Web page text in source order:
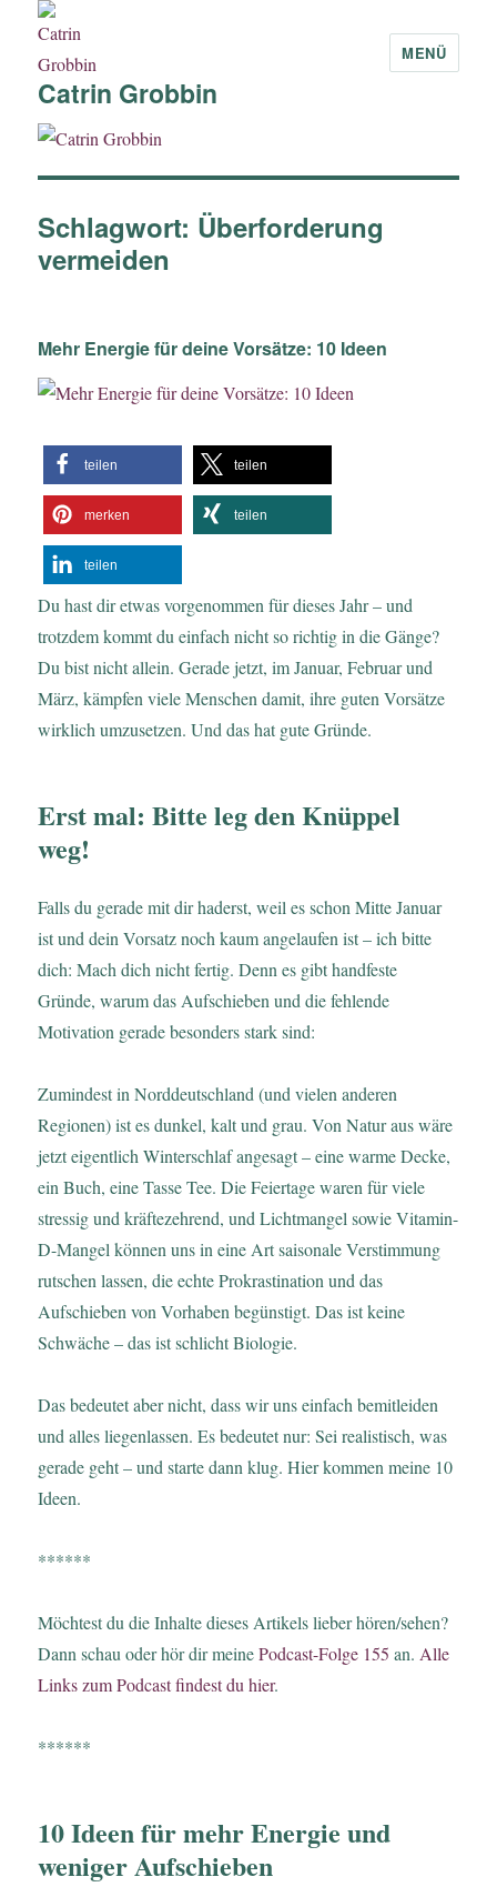
Catrin Grobbin
MENÜ
Schlagwort: Überforderung
vermeiden
Mehr Energie für deine Vorsätze: 10 Ideen
teilen teilen
merken teilen
teilen
Du hast dir etwas vorgenommen für dieses Jahr – und
trotzdem kommt du einfach nicht so richtig in die Gänge?
Du bist nicht allein. Gerade jetzt, im Januar, Februar und
März, kämpfen viele Menschen damit, ihre guten Vorsätze
wirklich umzusetzen. Und das hat gute Gründe.
Erst mal: Bitte leg den Knüppel
weg!
Falls du gerade mit dir haderst, weil es schon Mitte Januar
ist und dein Vorsatz noch kaum angelaufen ist – ich bitte
dich: Mach dich nicht fertig. Denn es gibt handfeste
Gründe, warum das Aufschieben und die fehlende
Motivation gerade besonders stark sind:
Zumindest in Norddeutschland (und vielen anderen
Regionen) ist es dunkel, kalt und grau. Von Natur aus wäre
jetzt eigentlich Winterschlaf angesagt – eine warme Decke,
ein Buch, eine Tasse Tee. Die Feiertage waren für viele
stressig und kräftezehrend, und Lichtmangel sowie Vitamin-
D-Mangel können uns in eine Art saisonale Verstimmung
rutschen lassen, die echte Prokrastination und das
Aufschieben von Vorhaben begünstigt. Das ist keine
Schwäche – das ist schlicht Biologie.
Das bedeutet aber nicht, dass wir uns einfach bemitleiden
und alles liegenlassen. Es bedeutet nur: Sei realistisch, was
gerade geht – und starte dann klug. Hier kommen meine 10
Ideen.
******
Möchtest du die Inhalte dieses Artikels lieber hören/sehen?
Dann schau oder hör dir meinePodcast-Folge 155 an.Alle
Links zum Podcast findest du hier.
******
10 Ideen für mehr Energie und
weniger Aufschieben